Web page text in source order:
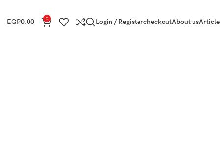
About us
checkout
Login / Register
0
EGP0.00